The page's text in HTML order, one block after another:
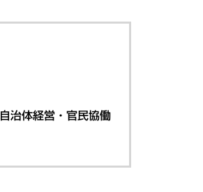
自治体経営・官民協働